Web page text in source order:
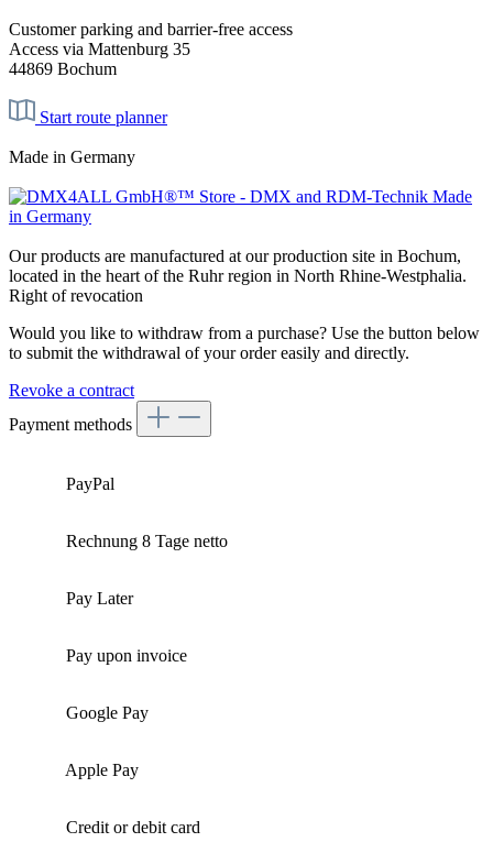
Customer parking and barrier-free access
Access via Mattenburg 35
44869 Bochum
Start route planner
Made in Germany
Our products are manufactured at our production site in Bochum,
located in the heart of the Ruhr region in North Rhine-Westphalia.
Right of revocation
Would you like to withdraw from a purchase? Use the button below
to submit the withdrawal of your order easily and directly.
Revoke a contract
Payment methods
PayPal
Rechnung 8 Tage netto
Pay Later
Pay upon invoice
Google Pay
Apple Pay
Credit or debit card